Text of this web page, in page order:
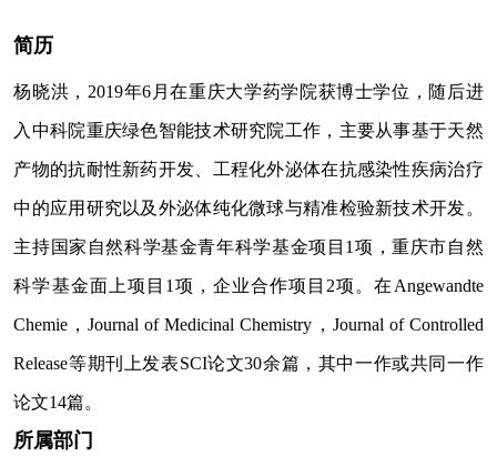
简历
杨晓洪，2019年6月在重庆大学药学院获博士学位，随后进
入中科院重庆绿色智能技术研究院工作，主要从事基于天然
产物的抗耐性新药开发、工程化外泌体在抗感染性疾病治疗
中的应用研究以及外泌体纯化微球与精准检验新技术开发。
主持国家自然科学基金青年科学基金项目1项，重庆市自然
科学基金面上项目1项，企业合作项目2项。在Angewandte
Chemie，Journal of Medicinal Chemistry，Journal of Controlled
Release等期刊上发表SCI论文30余篇，其中一作或共同一作
论文14篇。
所属部门